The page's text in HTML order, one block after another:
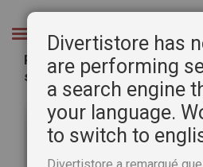
Chercher
Peindre les vacances -
série n°2 (Best Of)
Divertistore has
are performing
a search engine
your language.
to switch to